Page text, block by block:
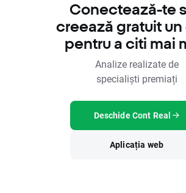
Conectează-te
creează gratuit
pentru a citi mai
Analize realizate de
specialiști premiați
Deschide Cont Real
Aplicația web